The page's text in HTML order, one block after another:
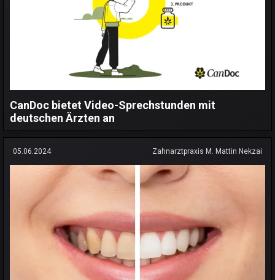
CanDoc bietet Video-Sprechstunden mit
deutschen Ärzten an
05.06.2024 Zahnarztpraxis M. Mattin Nekzai